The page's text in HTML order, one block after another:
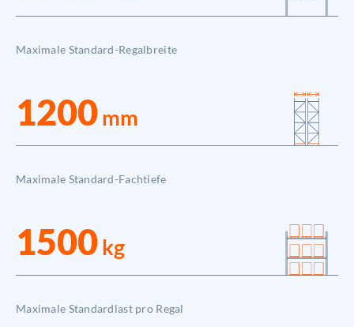
Maximale Standard-Regalbreite
1200mm
Maximale Standard-Fachtiefe
1500kg
Maximale Standardlast pro Regal